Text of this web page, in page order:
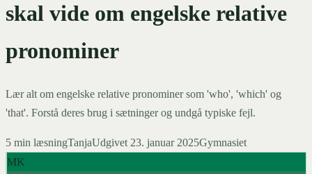
skal vide om engelske relative
pronominer
Lær alt om engelske relative pronominer som 'who', 'which' og
'that'. Forstå deres brug i sætninger og undgå typiske fejl.
5 min læsningTanjaUdgivet 23. januar 2025Gymnasiet
MK